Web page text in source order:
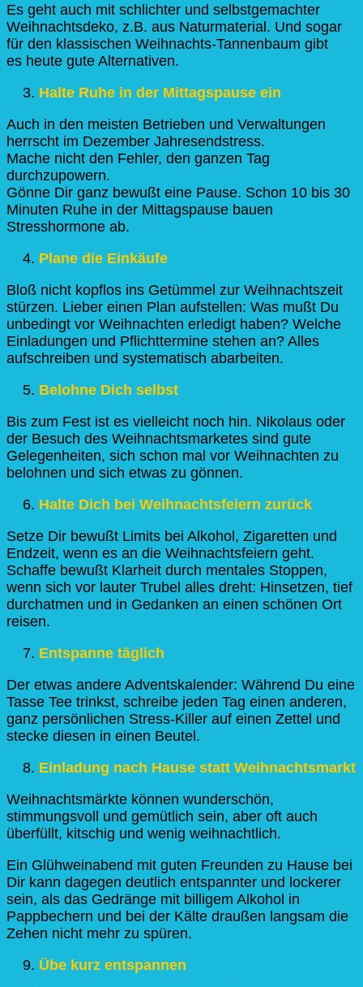
Es geht auch mit schlichter und selbstgemachter
Weihnachtsdeko, z.B. aus Naturmaterial. Und sogar
für den klassischen Weihnachts-Tannenbaum gibt
es heute gute Alternativen.
Halte Ruhe in der Mittagspause ein
Auch in den meisten Betrieben und Verwaltungen
herrscht im Dezember Jahresendstress.
Mache nicht den Fehler, den ganzen Tag
durchzupowern.
Gönne Dir ganz bewußt eine Pause. Schon 10 bis 30
Minuten Ruhe in der Mittagspause bauen
Stresshormone ab.
Plane die Einkäufe
Bloß nicht kopflos ins Getümmel zur Weihnachtszeit
stürzen. Lieber einen Plan aufstellen: Was mußt Du
unbedingt vor Weihnachten erledigt haben? Welche
Einladungen und Pflichttermine stehen an? Alles
aufschreiben und systematisch abarbeiten.
Belohne Dich selbst
Bis zum Fest ist es vielleicht noch hin. Nikolaus oder
der Besuch des Weihnachtsmarketes sind gute
Gelegenheiten, sich schon mal vor Weihnachten zu
belohnen und sich etwas zu gönnen.
Halte Dich bei Weihnachtsfeiern zurück
Setze Dir bewußt Limits bei Alkohol, Zigaretten und
Endzeit, wenn es an die Weihnachtsfeiern geht.
Schaffe bewußt Klarheit durch mentales Stoppen,
wenn sich vor lauter Trubel alles dreht: Hinsetzen, tief
durchatmen und in Gedanken an einen schönen Ort
reisen.
Entspanne täglich
Der etwas andere Adventskalender: Während Du eine
Tasse Tee trinkst, schreibe jeden Tag einen anderen,
ganz persönlichen Stress-Killer auf einen Zettel und
stecke diesen in einen Beutel.
Einladung nach Hause statt Weihnachtsmarkt
Weihnachtsmärkte können wunderschön,
stimmungsvoll und gemütlich sein, aber oft auch
überfüllt, kitschig und wenig weihnachtlich.
Ein Glühweinabend mit guten Freunden zu Hause bei
Dir kann dagegen deutlich entspannter und lockerer
sein, als das Gedränge mit billigem Alkohol in
Pappbechern und bei der Kälte draußen langsam die
Zehen nicht mehr zu spüren.
Übe kurz entspannen